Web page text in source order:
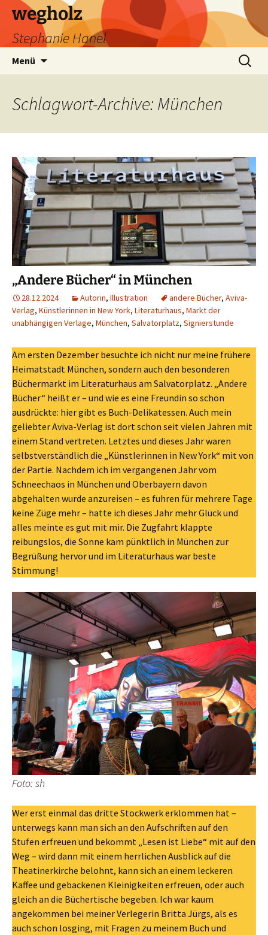
wegholz
Stephanie Hanel
Menü
Suchen
nach:
Schlagwort-Archive: München
„Andere Bücher“ in München
28.12.2024 Autorin, Illustration andere Bücher, Aviva-
Verlag, Künstlerinnen in New York, Literaturhaus, Markt der
unabhängigen Verlage, München, Salvatorplatz, Signierstunde
Am ersten Dezember besuchte ich nicht nur meine frühere
Heimatstadt München, sondern auch den besonderen
Büchermarkt im Literaturhaus am Salvatorplatz. „Andere
Bücher“ heißt er – und wie es eine Freundin so schön
ausdrückte: hier gibt es Buch-Delikatessen. Auch mein
geliebter Aviva-Verlag ist dort schon seit vielen Jahren mit
einem Stand vertreten. Letztes und dieses Jahr waren
selbstverständlich die „Künstlerinnen in New York“ mit von
der Partie. Nachdem ich im vergangenen Jahr vom
Schneechaos in München und Oberbayern davon
abgehalten wurde anzureisen – es fuhren für mehrere Tage
keine Züge mehr – hatte ich dieses Jahr mehr Glück und
alles meinte es gut mit mir. Die Zugfahrt klappte
reibungslos, die Sonne kam pünktlich in München zur
Begrüßung hervor und im Literaturhaus war beste
Stimmung!
Foto: sh
Wer erst einmal das dritte Stockwerk erklommen hat –
unterwegs kann man sich an den Aufschriften auf den
Stufen erfreuen und bekommt „Lesen ist Liebe“ mit auf den
Weg – wird dann mit einem herrlichen Ausblick auf die
Theatinerkirche belohnt, kann sich an einem leckeren
Kaffee und gebackenen Kleinigkeiten erfreuen, oder auch
gleich an die Büchertische begeben. Ich war kaum
angekommen bei meiner Verlegerin Britta Jürgs, als es
auch schon losging, mit Fragen zu meinem Buch und